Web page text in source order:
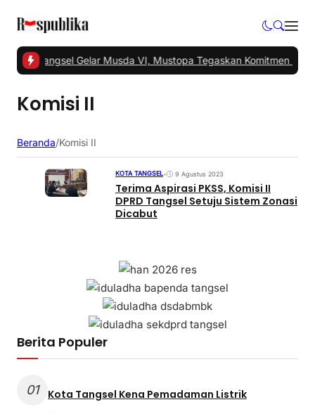
PKS Tangsel Gelar Musda VI, Mustopa Tegaskan Komitmen PKS
Komisi II
Beranda/Komisi II
KOTA TANGSEL• 9 Agustus 2023
Terima Aspirasi PKSS, Komisi II
DPRD Tangsel Setuju Sistem Zonasi
Dicabut
Berita Populer
01 Kota Tangsel Kena Pemadaman Listrik